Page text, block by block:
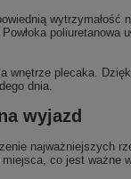
wytrzymałość
poliuretanowa
wnętrze plecaka.
dnia.
wyjazd
najważniejszych
co jest ważne